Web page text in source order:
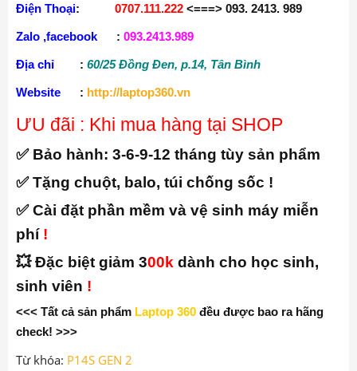
Điện Thoại: 0707.111.222 <===> 093. 2413. 989
Zalo ,facebook : 093.2413.989
Địa chỉ : 60/25 Đồng Đen, p.14, Tân Bình
Website : http://laptop360.vn
ƯU đãi : Khi mua hàng tại SHOP
✅ Bảo hành: 3-6-9-12 tháng tùy sản phẩm
✅ Tặng chuột, balo, túi chống sốc !
✅ Cài đặt phần mềm và vệ sinh máy miễn
phí !
💥 Đặc biệt giảm 300k dành cho học sinh,
sinh viên !
<<< Tất cả sản phẩm Laptop 360 đều được bao ra hãng
check! >>>
Từ khóa: P14S GEN 2